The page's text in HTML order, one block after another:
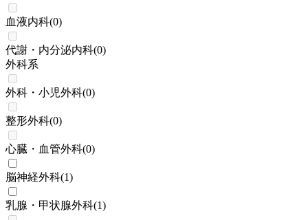
血液内科(0)
代謝・内分泌内科(0)
外科系
外科・小児外科(0)
整形外科(0)
心臓・血管外科(0)
脳神経外科(1)
乳腺・甲状腺外科(1)